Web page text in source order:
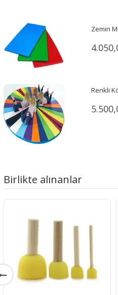
Zemin
Renkli
Birlikte alınanlar